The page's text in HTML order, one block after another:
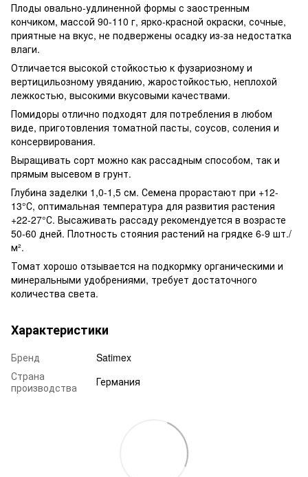
Плоды овально-удлиненной формы с заостренным
кончиком, массой 90-110 г, ярко-красной окраски, сочные,
приятные на вкус, не подвержены осадку из-за недостатка
влаги.
Отличается высокой стойкостью к фузариозному и
вертицильозному увяданию, жаростойкостью, неплохой
лежкостью, высокими вкусовыми качествами.
Помидоры отлично подходят для потребления в любом
виде, приготовления томатной пасты, соусов, соления и
консервирования.
Выращивать сорт можно как рассадным способом, так и
прямым высевом в грунт.
Глубина заделки 1,0-1,5 см. Семена прорастают при +12-
13°С, оптимальная температура для развития растения
+22-27°С. Высаживать рассаду рекомендуется в возрасте
50-60 дней. Плотность стояния растений на грядке 6-9 шт./
м².
Томат хорошо отзывается на подкормку органическими и
минеральными удобрениями, требует достаточного
количества света.
Характеристики
Бренд
Satimex
Страна
производства
Германия